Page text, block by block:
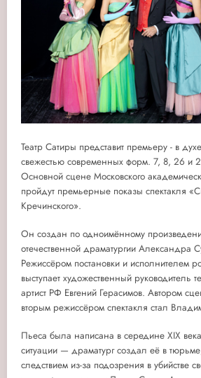
Театр Сатиры представит премьеру - в
свежестью современных форм. 7, 8, 26 и
Основной сцене Московского
пройдут премьерные показы спектакля
Кречинского».
Он создан по одноимённому
отечественной драматургии Александра
Режиссёром постановки и исполнителем
выступает художественный руководитель
артист РФ Евгений Герасимов. Автором
вторым режиссёром спектакля стал
Пьеса была написана в середине XIX
ситуации — драматург создал её в
следствием из-за подозрения в убийстве